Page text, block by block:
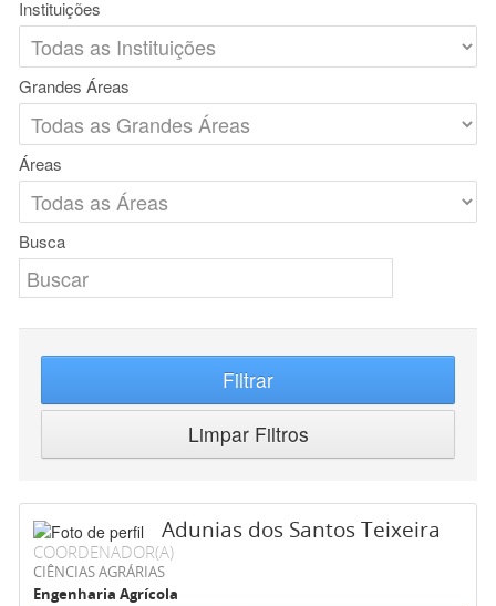
Instituições
Grandes Áreas
Áreas
Busca
Filtrar
Limpar Filtros
Adunias dos Santos Teixeira
COORDENADOR(A)
CIÊNCIAS AGRÁRIAS
Engenharia Agrícola